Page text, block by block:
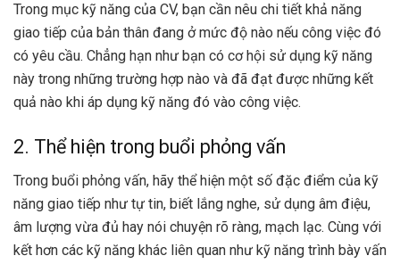
Trong mục kỹ năng của CV, bạn cần nêu chi tiết khả năng
giao tiếp của bản thân đang ở mức độ nào nếu công việc đó
có yêu cầu. Chẳng hạn như bạn có cơ hội sử dụng kỹ năng
này trong những trường hợp nào và đã đạt được những kết
quả nào khi áp dụng kỹ năng đó vào công việc.
2. Thể hiện trong buổi phỏng vấn
Trong buổi phỏng vấn, hãy thể hiện một số đặc điểm của kỹ
năng giao tiếp như tự tin, biết lắng nghe, sử dụng âm điệu,
âm lượng vừa đủ hay nói chuyện rõ ràng, mạch lạc. Cùng với
kết hơn các kỹ năng khác liên quan như kỹ năng trình bày vấn